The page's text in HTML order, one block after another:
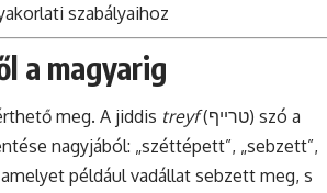
szabályaihoz
a magyarig
meg. A jiddis treyf(טרײף) szó a
például vadállat sebzett meg, s